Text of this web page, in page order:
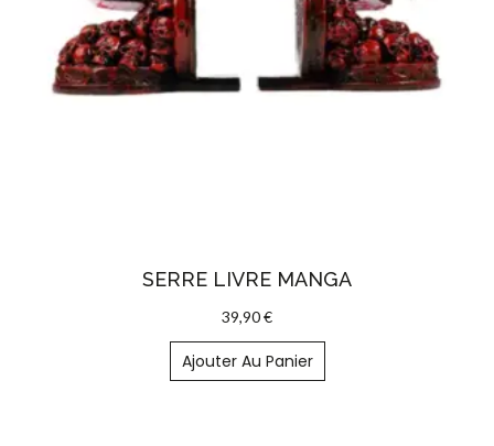
SERRE LIVRE MANGA
39,90€
Ajouter Au Panier